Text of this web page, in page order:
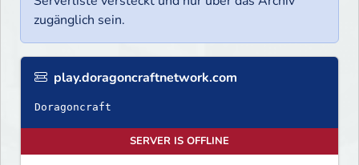
zugänglich sein.
play.doragoncraftnetwork.com
SERVER IS OFFLINE